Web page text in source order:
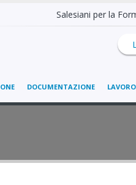
Salesiani per la
DOCUMENTAZIONE